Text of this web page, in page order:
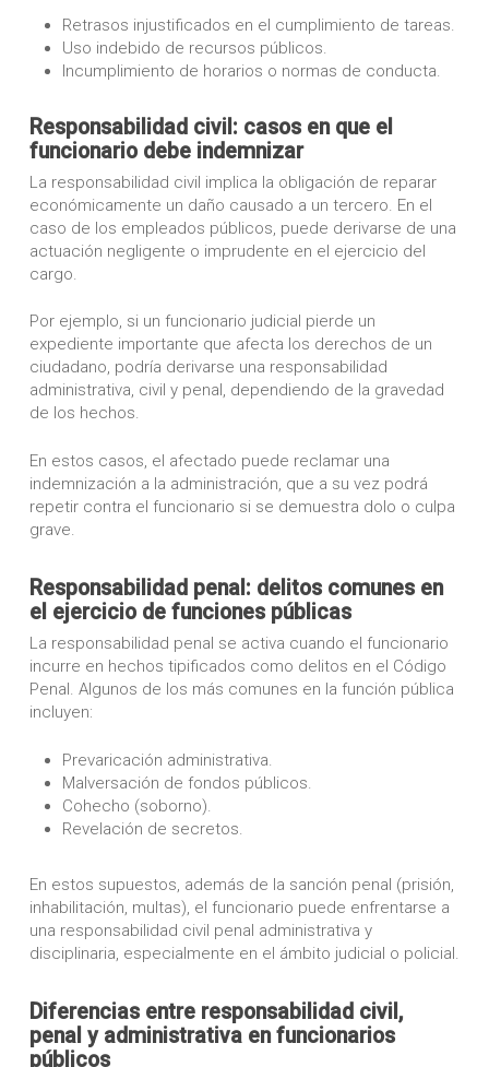
Retrasos injustificados en el cumplimiento de tareas.
Uso indebido de recursos públicos.
Incumplimiento de horarios o normas de conducta.
Responsabilidad civil: casos en que el
funcionario debe indemnizar
La responsabilidad civil implica la obligación de reparar
económicamente un daño causado a un tercero. En el
caso de los empleados públicos, puede derivarse de una
actuación negligente o imprudente en el ejercicio del
cargo.
Por ejemplo, si un funcionario judicial pierde un
expediente importante que afecta los derechos de un
ciudadano, podría derivarse una responsabilidad
administrativa, civil y penal, dependiendo de la gravedad
de los hechos.
En estos casos, el afectado puede reclamar una
indemnización a la administración, que a su vez podrá
repetir contra el funcionario si se demuestra dolo o culpa
grave.
Responsabilidad penal: delitos comunes en
el ejercicio de funciones públicas
La responsabilidad penal se activa cuando el funcionario
incurre en hechos tipificados como delitos en el Código
Penal. Algunos de los más comunes en la función pública
incluyen:
Prevaricación administrativa.
Malversación de fondos públicos.
Cohecho (soborno).
Revelación de secretos.
En estos supuestos, además de la sanción penal (prisión,
inhabilitación, multas), el funcionario puede enfrentarse a
una responsabilidad civil penal administrativa y
disciplinaria, especialmente en el ámbito judicial o policial.
Diferencias entre responsabilidad civil,
penal y administrativa en funcionarios
públicos